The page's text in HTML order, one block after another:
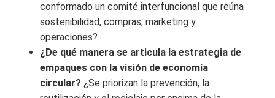
conformado un comité interfuncional que reúna
sostenibilidad, compras, marketing y
operaciones?
¿De qué manera se articula la estrategia de
empaques con la visión de economía
circular? ¿Se priorizan la prevención, la